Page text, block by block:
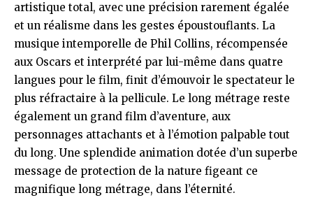
artistique total, avec une précision rarement égalée
et un réalisme dans les gestes époustouflants. La
musique intemporelle de Phil Collins, récompensée
aux Oscars et interprété par lui-même dans quatre
langues pour le film, finit d’émouvoir le spectateur le
plus réfractaire à la pellicule. Le long métrage reste
également un grand film d’aventure, aux
personnages attachants et à l’émotion palpable tout
du long. Une splendide animation dotée d’un superbe
message de protection de la nature figeant ce
magnifique long métrage, dans l’éternité.